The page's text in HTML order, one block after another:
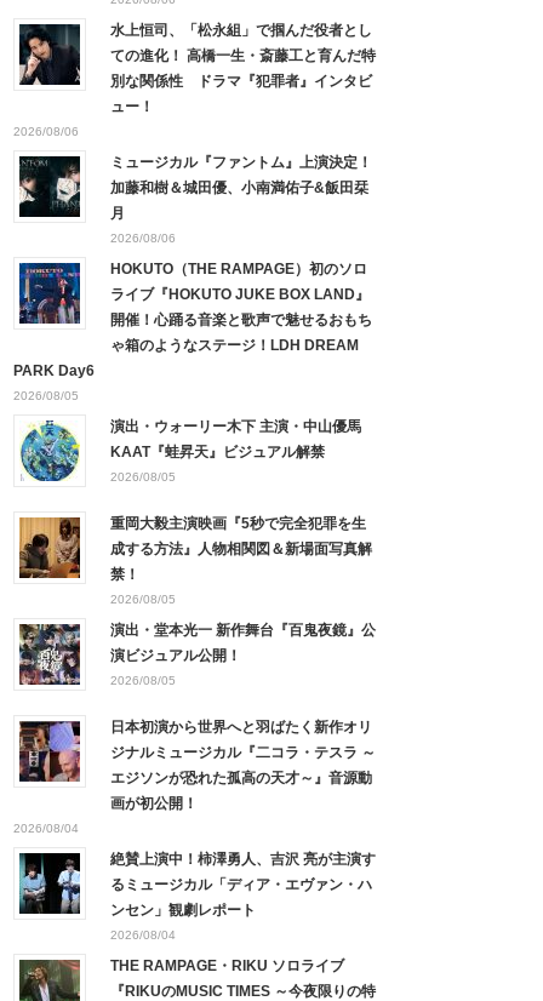
水上恒司、「松永組」で掴んだ役者とし
ての進化！ 高橋一生・斎藤工と育んだ特
別な関係性 ドラマ『犯罪者』インタビ
ュー！
2026/08/06
ミュージカル『ファントム』上演決定！
加藤和樹＆城田優、小南満佑子&飯田栞
月
2026/08/06
HOKUTO（THE RAMPAGE）初のソロ
ライブ『HOKUTO JUKE BOX LAND』
開催！心踊る音楽と歌声で魅せるおもち
ゃ箱のようなステージ！LDH DREAM
PARK Day6
2026/08/05
演出・ウォーリー木下 主演・中山優馬
KAAT『蛙昇天』ビジュアル解禁
2026/08/05
重岡大毅主演映画『5秒で完全犯罪を生
成する方法』人物相関図＆新場面写真解
禁！
2026/08/05
演出・堂本光一 新作舞台『百鬼夜鏡』公
演ビジュアル公開！
2026/08/05
日本初演から世界へと羽ばたく新作オリ
ジナルミュージカル『二コラ・テスラ ～
エジソンが恐れた孤高の天才～』音源動
画が初公開！
2026/08/04
絶賛上演中！柿澤勇人、吉沢 亮が主演す
るミュージカル「ディア・エヴァン・ハ
ンセン」観劇レポート
2026/08/04
THE RAMPAGE・RIKU ソロライブ
『RIKUのMUSIC TIMES ～今夜限りの特